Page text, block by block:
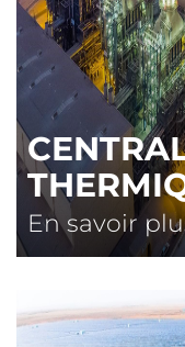
En savoir